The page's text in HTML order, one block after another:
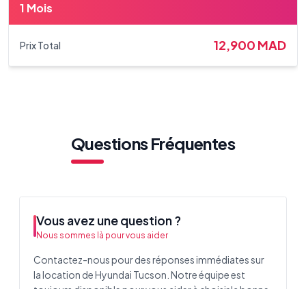
1 Mois
Prix Total 12,900 MAD
Questions Fréquentes
Vous avez une question ?
Nous sommes là pour vous aider
Contactez-nous pour des réponses immédiates sur
la location de Hyundai Tucson. Notre équipe est